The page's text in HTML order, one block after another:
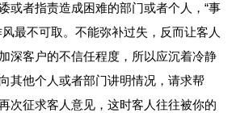
或者指责造成困难的部门或者个人，“事
最不可取。不能弥补过失，反而让客人
深客户的不信任程度，所以应沉着冷静
其他个人或者部门讲明情况，请求帮
次征求客人意见，这时客人往往被你的